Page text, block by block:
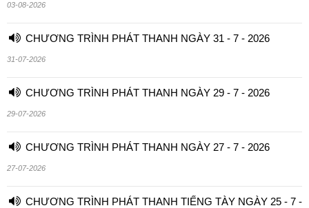
03-08-2026
CHƯƠNG TRÌNH PHÁT THANH NGÀY 31 - 7 - 2026
31-07-2026
CHƯƠNG TRÌNH PHÁT THANH NGÀY 29 - 7 - 2026
29-07-2026
CHƯƠNG TRÌNH PHÁT THANH NGÀY 27 - 7 - 2026
27-07-2026
CHƯƠNG TRÌNH PHÁT THANH TIẾNG TÀY NGÀY 25 - 7 -